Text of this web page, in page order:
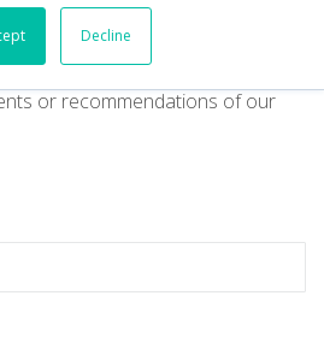
Decline
blog we share our knowledge
the SAP ecosystem. We highly
or recommendations of our